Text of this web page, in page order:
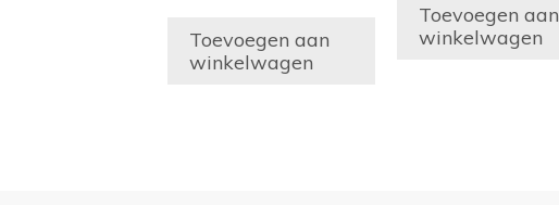
Toevoegen aan
winkelwagen
Toevoegen aan
winkelwagen